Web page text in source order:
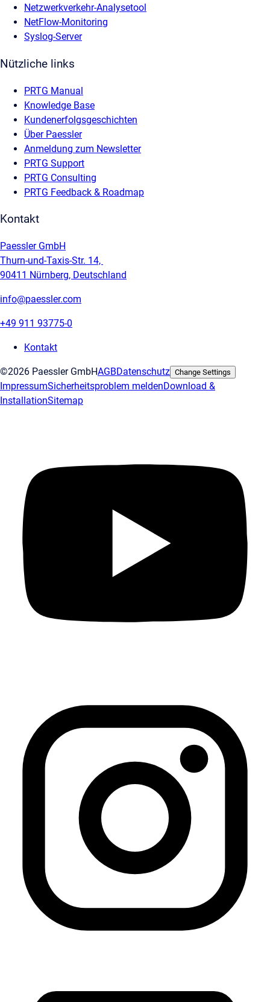
Netzwerkverkehr-Analysetool
NetFlow-Monitoring
Syslog-Server
Nützliche links
PRTG Manual
Knowledge Base
Kundenerfolgsgeschichten
Über Paessler
Anmeldung zum Newsletter
PRTG Support
PRTG Consulting
PRTG Feedback & Roadmap
Kontakt
Paessler GmbH
Thurn-und-Taxis-Str. 14,
90411 Nürnberg, Deutschland
info@paessler.com
+49 911 93775-0
Kontakt
©2026 Paessler GmbHAGBDatenschutz Change Settings
ImpressumSicherheitsproblem meldenDownload &
InstallationSitemap